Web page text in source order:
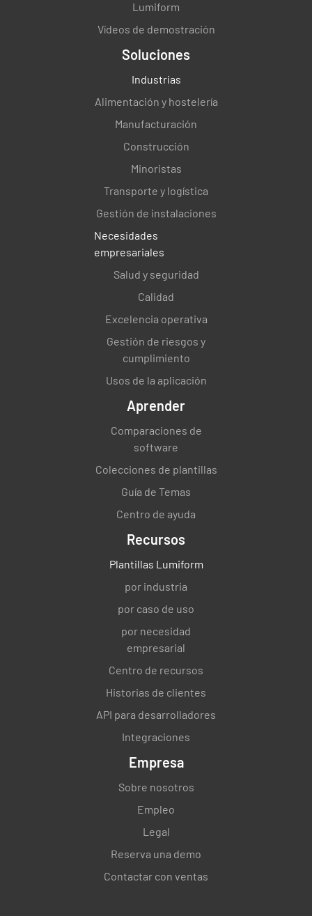
Lumiform
Vídeos de demostración
Soluciones
Industrias
Alimentación y hostelería
Manufacturación
Construcción
Minoristas
Transporte y logística
Gestión de instalaciones
Necesidades
empresariales
Salud y seguridad
Calidad
Excelencia operativa
Gestión de riesgos y
cumplimiento
Usos de la aplicación
Aprender
Comparaciones de
software
Colecciones de plantillas
Guía de Temas
Centro de ayuda
Recursos
Plantillas Lumiform
por industria
por caso de uso
por necesidad
empresarial
Centro de recursos
Historias de clientes
API para desarrolladores
Integraciones
Empresa
Sobre nosotros
Empleo
Legal
Reserva una demo
Contactar con ventas